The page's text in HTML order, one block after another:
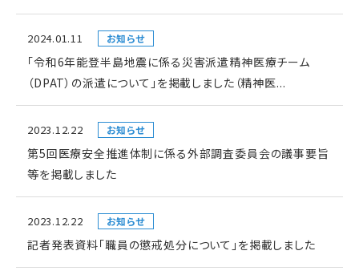
2024.01.11 お知らせ
「令和6年能登半島地震に係る災害派遣精神医療チーム
（DPAT）の派遣について」を掲載しました（精神医...
2023.12.22 お知らせ
第5回医療安全推進体制に係る外部調査委員会の議事要旨
等を掲載しました
2023.12.22 お知らせ
記者発表資料「職員の懲戒処分について」を掲載しました